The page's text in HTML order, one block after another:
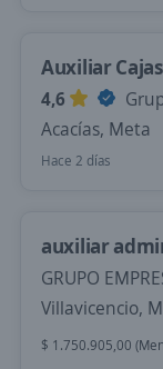
Auxiliar
4,6
Acacías, Meta
Hace 2 días
auxiliar
GRUPO
Villavicencio,
$ 1.750.905,00